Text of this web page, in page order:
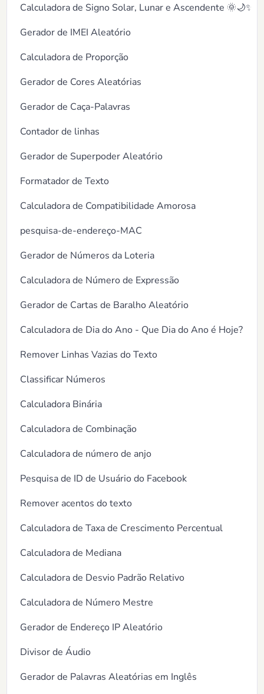
Calculadora de Signo Solar, Lunar e Ascendente 🌞🌙✨
Gerador de IMEI Aleatório
Calculadora de Proporção
Gerador de Cores Aleatórias
Gerador de Caça-Palavras
Contador de linhas
Gerador de Superpoder Aleatório
Formatador de Texto
Calculadora de Compatibilidade Amorosa
pesquisa-de-endereço-MAC
Gerador de Números da Loteria
Calculadora de Número de Expressão
Gerador de Cartas de Baralho Aleatório
Calculadora de Dia do Ano - Que Dia do Ano é Hoje?
Remover Linhas Vazias do Texto
Classificar Números
Calculadora Binária
Calculadora de Combinação
Calculadora de número de anjo
Pesquisa de ID de Usuário do Facebook
Remover acentos do texto
Calculadora de Taxa de Crescimento Percentual
Calculadora de Mediana
Calculadora de Desvio Padrão Relativo
Calculadora de Número Mestre
Gerador de Endereço IP Aleatório
Divisor de Áudio
Gerador de Palavras Aleatórias em Inglês